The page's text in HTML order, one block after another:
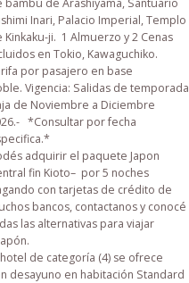
Inari, Palacio Imperial, Templo
Kinkaku-ji. 1 Almuerzo y 2 Cenas
en Tokio, Kawaguchiko.
por pasajero en base
Vigencia: Salidas de temporada
de Noviembre a Diciembre
*Consultar por fecha
adquirir el paquete Japon
fin Kioto– por 5 noches
con tarjetas de crédito de
bancos, contactanos y conocé
las alternativas para viajar
hotel de categoría (4) se ofrece
desayuno en habitación Standard